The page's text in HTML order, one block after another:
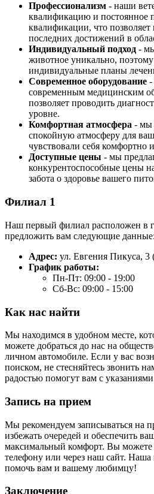
Профессионализм - наши
квалификацию и постоянное
квалификации, что
последних достижений в
Индивидуальный подход -
животное уникально,
индивидуальные планы
Современное оборудование -
современным медицинским
позволяет проводить
уровне.
Комфортная атмосфера - мы
спокойную атмосферу для
чувствовали себя комфортно
Доступные цены - мы
конкурентоспособные цены
забота о здоровье вашего
Филиал 1
Наш первый филиал расположен в
предложить вам следующие данные:
Адрес: ул. Евгения Пикуса, 3
График работы:
Пн-Пт: 09:00 - 19:00
Сб-Вс: 09:00 - 15:00
Как нас найти
Мы находимся в удобном месте,
можете добраться до нас на
личном автомобиле. Если у вас
поиском, не стесняйтесь звонить
радостью помогут вам с
Запись на прием
Мы рекомендуем записываться на
избежать очередей и обеспечить
максимальный комфорт. Вы можете
телефону или через наш сайт. Наша
помочь вам и вашему любимцу!
Заключение